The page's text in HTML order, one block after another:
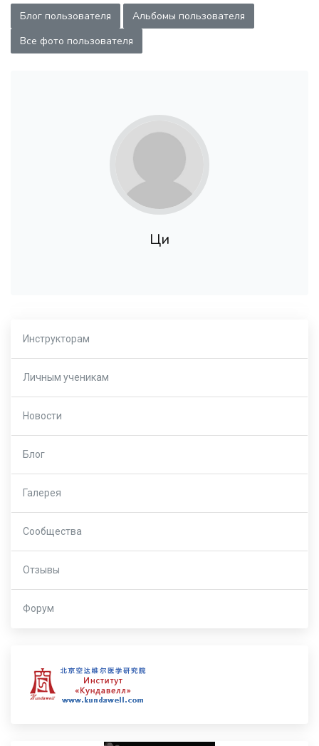
Блог пользователя
Альбомы пользователя
Все фото пользователя
Ци
Инструкторам
Личным ученикам
Новости
Блог
Галерея
Сообщества
Отзывы
Форум